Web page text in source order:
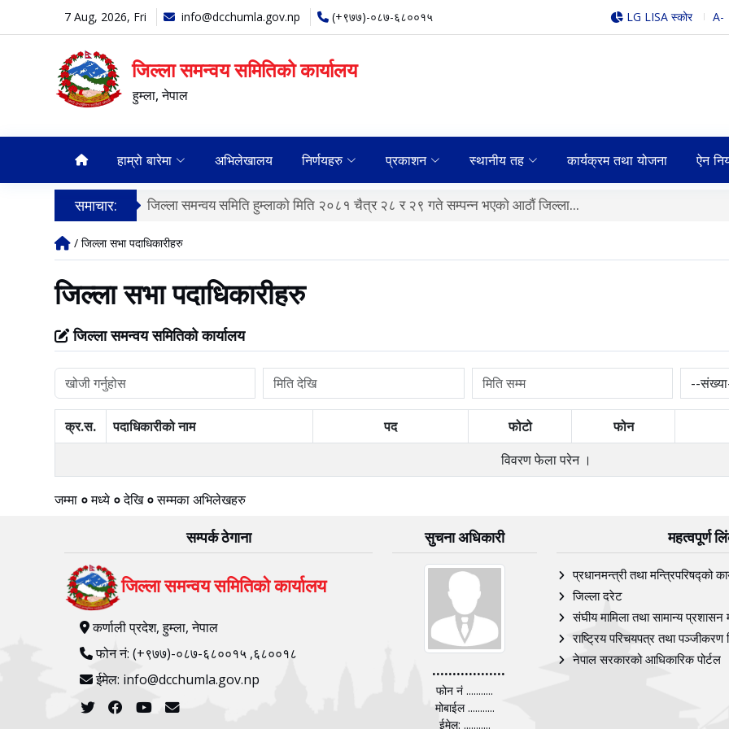
7 Aug, 2026, Fri info@dcchumla.gov.np (+९७७)-०८७-६८००१५ LG LISA स्कोर A-
जिल्ला समन्वय समितिको कार्यालय
हुम्ला, नेपाल
हाम्रो बारेमा अभिलेखालय निर्णयहरु प्रकाशन स्थानीय तह कार्यक्रम तथा योजना ऐन
समाचार: जिल्ला समन्वय समिति हुम्लाकाे मिति २०८१ चैत्र २८ र २९ गते सम्पन्न भएकाे आठाैं जिल्ला...
/ जिल्ला सभा पदाधिकारीहरु
जिल्ला सभा पदाधिकारीहरु
जिल्ला समन्वय समितिको कार्यालय
क्र.स. पदाधिकारीको नाम पद फोटो फोन
विवरण फेला परेन ।
जम्मा ०मध्ये ०देखि०सम्मका अभिलेखहरु
सम्पर्क ठेगाना
जिल्ला समन्वय समितिको कार्यालय
कर्णाली प्रदेश, हुम्ला, नेपाल
फोन नं: (+९७७)-०८७-६८००१५ ,६८००१८
ईमेल: info@dcchumla.gov.np
सुचना अधिकारी
..................
फोन नं ...........
मोबाईल ...........
ईमेल: ...........
महत्वपूर्ण
प्रधानमन्त्री तथा मन्त्रिपरिषद्को
जिल्ला दरेट
संघीय मामिला तथा सामान्य प्रशासन
राष्ट्रिय परिचयपत्र तथा पञ्‍जीकरण
नेपाल सरकारको आधिकारिक पोर्टल